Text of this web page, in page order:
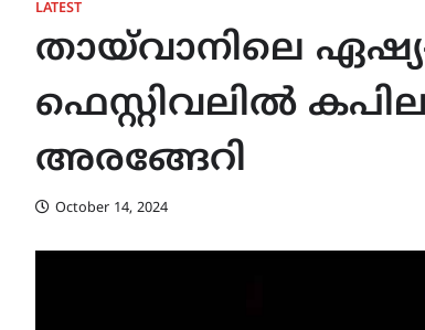
LATEST
തായ്‌വാനിലെ
ഫെസ്റ്റിവലിൽ
അരങ്ങേറി
October 14, 2024